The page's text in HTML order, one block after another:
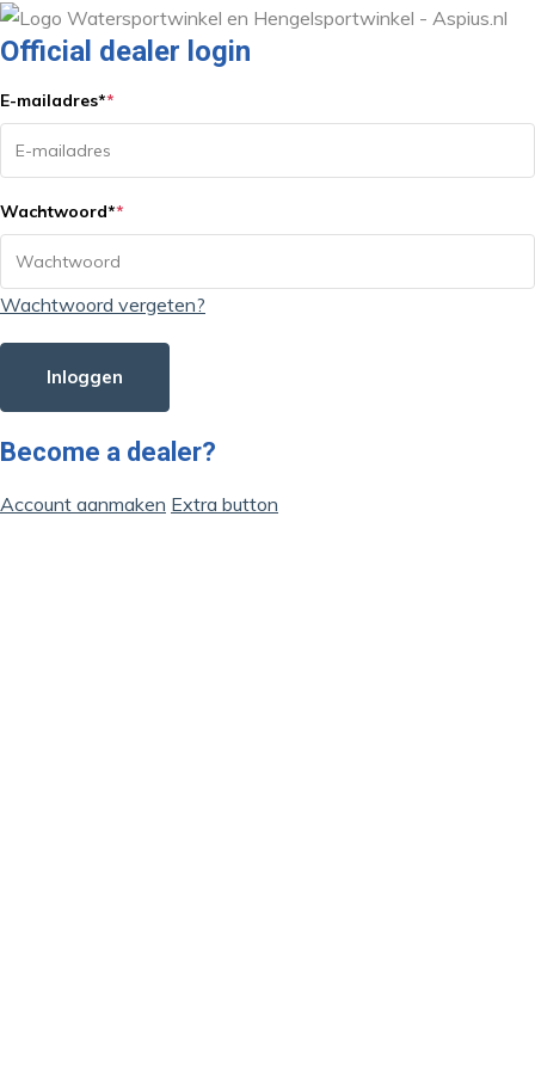
Official dealer login
E-mailadres**
Wachtwoord**
Wachtwoord vergeten?
Inloggen
Become a dealer?
Account aanmaken Extra button